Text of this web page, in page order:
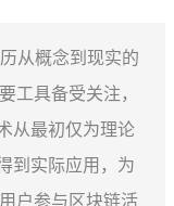
从概念到现实的
工具备受关注，
从最初仅为理论
到实际应用，为
户参与区块链活